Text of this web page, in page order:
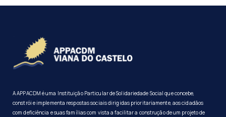
A APPACDM é uma Instituição Particular de Solidariedade Social que concebe,
constrói e implementa respostas sociais dirigidas prioritariamente, aos cidadãos
com deficiência e suas famílias com vista a facilitar a construção de um projeto de